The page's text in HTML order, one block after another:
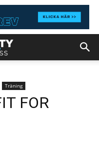
Träning
FOR